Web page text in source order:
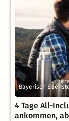
Bayerisch
4 Tage All-
ankommen,